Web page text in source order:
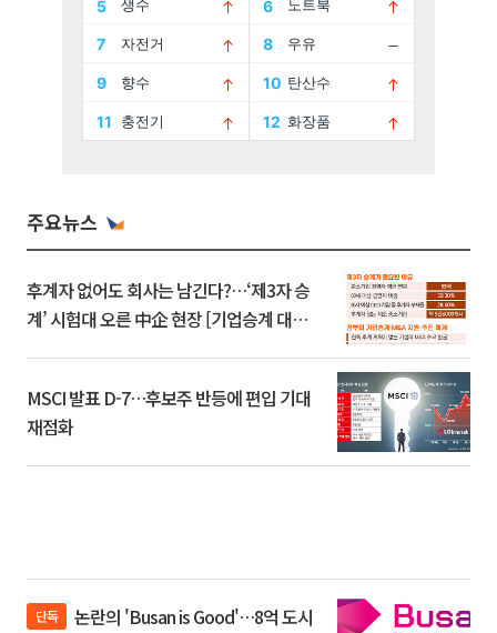
주요뉴스
후계자 없어도 회사는 남긴다?…‘제3자 승
계’ 시험대 오른 中企 현장 [기업승계 대전
MSCI 발표 D-7…후보주 반등에 편입 기대
재점화
단독